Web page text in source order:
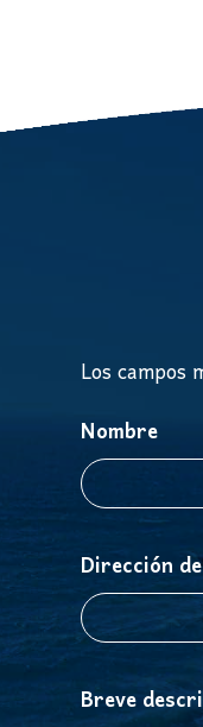
Los campos
Nombre
Dirección
Breve